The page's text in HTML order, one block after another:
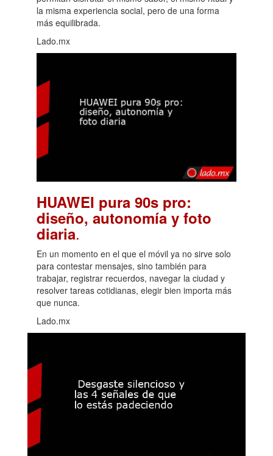
la misma experiencia social, pero de una forma
más equilibrada.
Lado.mx
HUAWEI pura 90s pro:
diseño, autonomía y foto
diaria.
En un momento en el que el móvil ya no sirve solo
para contestar mensajes, sino también para
trabajar, registrar recuerdos, navegar la ciudad y
resolver tareas cotidianas, elegir bien importa más
que nunca.
Lado.mx